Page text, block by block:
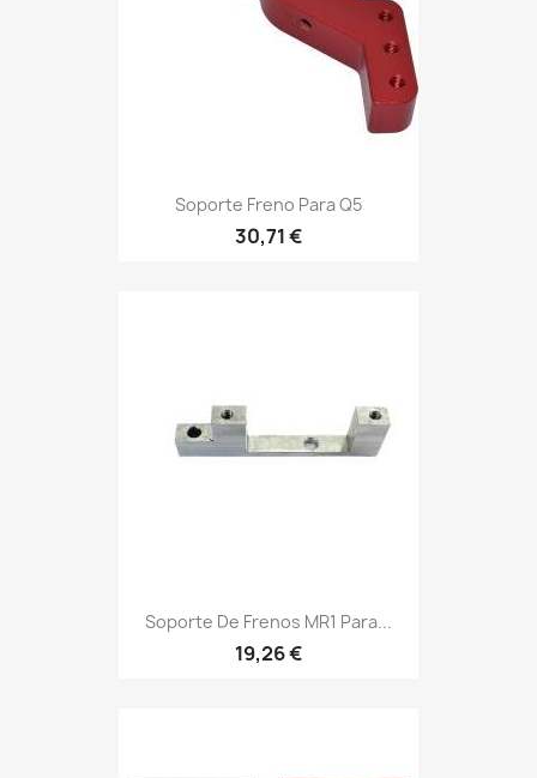
Soporte Freno Para Q5
30,71 €
Soporte De Frenos MR1 Para...
19,26 €